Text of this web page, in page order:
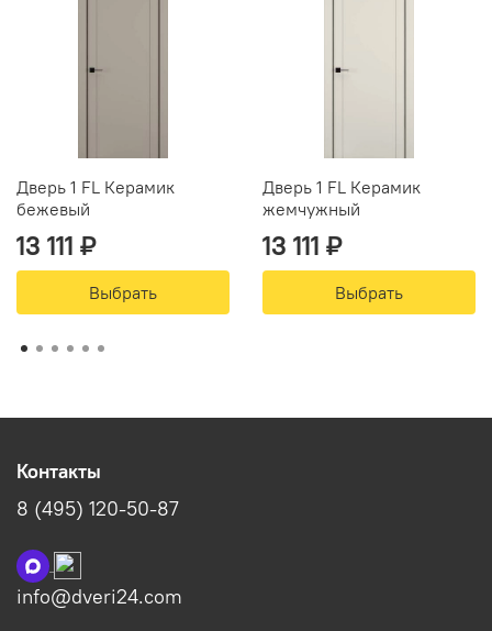
Дверь 1 FL Керамик
бежевый
13 111 ₽
Выбрать
Дверь 1 FL Керамик
жемчужный
13 111 ₽
Выбрать
Контакты
8 (495) 120-50-87
info@dveri24.com